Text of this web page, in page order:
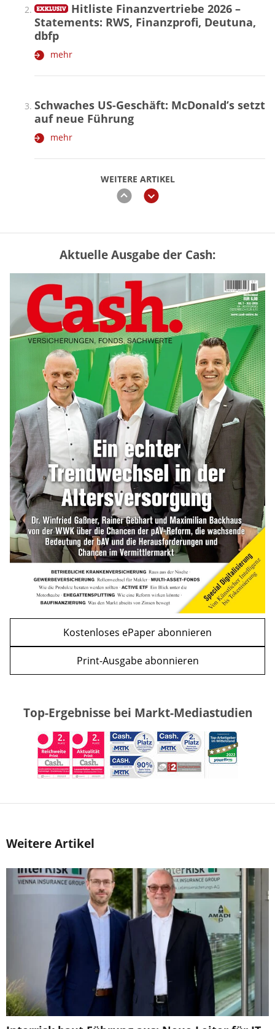
WEITERE ARTIKEL
zurückweiter
Hitliste Finanzvertriebe 2026 –
Statements: RWS, Finanzprofi, Deutuna,
dbfp
mehr
Schwaches US-Geschäft: McDonald’s setzt
auf neue Führung
mehr
WEITERE ARTIKEL
zurückweiter
Mütterrente III Tabelle: So viel Renten-
Nachzahlung ist pro Kind möglich
mehr
„Jung kauft Alt“ 2026: Neue Förderung im
Überblick – Tabelle mit Kreditbeträgen
und Einkommensgrenzen
mehr
Bitcoin im Wartemodus: Fed und CLARITY
Act geben die Richtung vor
mehr
Aktuelle Ausgabe der Cash:
Kostenloses ePaper abonnieren
Print-Ausgabe abonnieren
Top-Ergebnisse bei Markt-Mediastudien
Weitere Artikel